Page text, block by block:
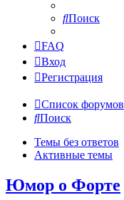
Поиск
FAQ
Вход
Регистрация
Список форумов
Поиск
Темы без ответов
Активные темы
Юмор о Форте